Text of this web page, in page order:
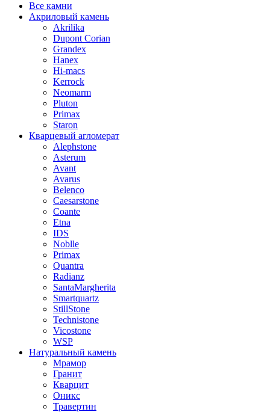
Все камни
Акриловый камень
Akrilika
Dupont Corian
Grandex
Hanex
Hi-macs
Kerrock
Neomarm
Pluton
Primax
Staron
Кварцевый агломерат
Alephstone
Asterum
Avant
Avarus
Belenco
Caesarstone
Coante
Etna
IDS
Noblle
Primax
Quantra
Radianz
SantaMargherita
Smartquartz
StillStone
Technistone
Vicostone
WSP
Натуральный камень
Мрамор
Гранит
Кварцит
Оникс
Травертин